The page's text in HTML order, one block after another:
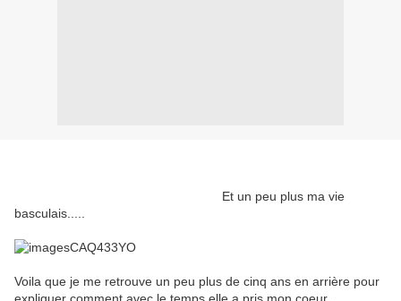
Et un peu plus ma vie
basculais.....
Voila que je me retrouve un peu plus de cinq ans en arrière pour